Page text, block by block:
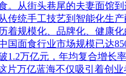
。从街头巷尾的夫妻面馆
传统手工技艺到智能化生
着规模化、品牌化、健康
国面食行业市场规模已达
1.2万亿元，年均复合增长
片万亿蓝海不仅吸引着创业